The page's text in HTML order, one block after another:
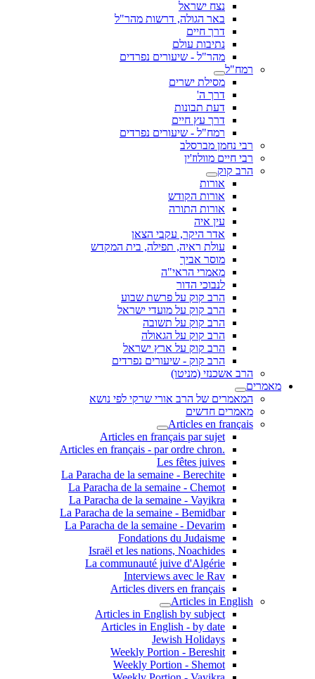
נצח ישראל
באר הגולה, דרשות מהר"ל
דרך חיים
נתיבות עולם
מהר"ל - שיעורים נפרדים
רמח"ל
מסילת ישרים
דרך ה'
דעת תבונות
דרך עץ חיים
רמח"ל - שיעורים נפרדים
רבי נחמן מברסלב
רבי חיים מוולוז'ין
הרב קוק
אורות
אורות הקודש
אורות התורה
עין איה
אדר היקר, עקבי הצאן
עולת ראיה, תפילה, בית המקדש
מוסר אביך
מאמרי הראי"ה
לנבוכי הדור
הרב קוק על פרשת שבוע
הרב קוק על מועדי ישראל
הרב קוק על תשובה
הרב קוק על הגאולה
הרב קוק על ארץ ישראל
הרב קוק - שיעורים נפרדים
הרב אשכנזי (מניטו)
מאמרים
המאמרים של הרב אורי שרקי לפי נושא
מאמרים חדשים
Articles en français
Articles en français par sujet
.Articles en français - par ordre chron
Les fêtes juives
La Paracha de la semaine - Berechite
La Paracha de la semaine - Chemot
La Paracha de la semaine - Vayikra
La Paracha de la semaine - Bemidbar
La Paracha de la semaine - Devarim
Fondations du Judaisme
Israël et les nations, Noachides
La communauté juive d'Algérie
Interviews avec le Rav
Articles divers en français
Articles in English
Articles in English by subject
Articles in English - by date
Jewish Holidays
Weekly Portion - Bereshit
Weekly Portion - Shemot